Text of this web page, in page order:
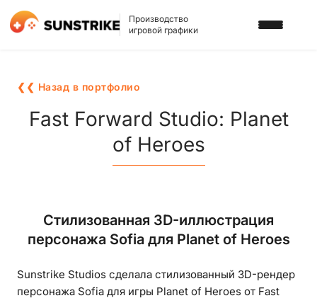
Производство
игровой графики
3D АРТ ДЛЯ ИГР
2D АРТ ДЛЯ ИГР
ГРАФИКА ДЛЯ СЛОТОВ
2D ПЕРСОНАЖИ
ИГРОВАЯ РЕКЛАМА
ФОНЫ И ЛОКАЦИИ
ПОРТФОЛИО
КАРЬЕРА
❮❮ Назад в портфолио
Fast Forward Studio: Planet
of Heroes
Стилизованная 3D-иллюстрация
персонажа Sofia для Planet of Heroes
Sunstrike Studios сделала стилизованный 3D-рендер
персонажа Sofia для игры Planet of Heroes от Fast